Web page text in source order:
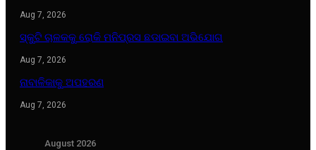
Aug 7, 2026
ସ୍କୁଟି ଚାଳକକୁ ରୋକି ମନିପ୍ରସ ଛଡାଇବା ଅଭିଯୋଗ
Aug 7, 2026
ନାବାଳିକାକୁ ଅପହରଣ
Aug 7, 2026
August 2026